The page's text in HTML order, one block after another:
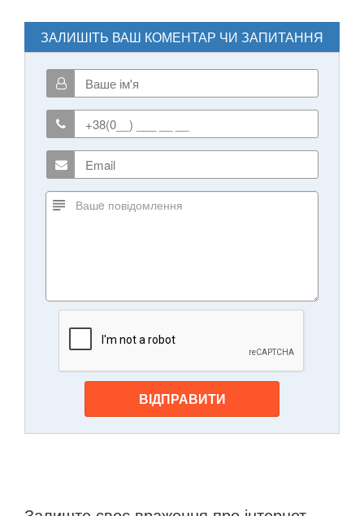
ЗАЛИШІТЬ ВАШ КОМЕНТАР ЧИ ЗАПИТАННЯ
ВІДПРАВИТИ